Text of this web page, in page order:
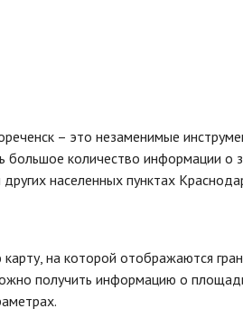
– это незаменимые
большое количество информации о
населенных пунктах
на которой отображаются
получить информацию о